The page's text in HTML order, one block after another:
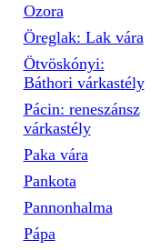
Ozora
Öreglak: Lak vára
Ötvöskónyi:
Báthori várkastély
Pácin: reneszánsz
várkastély
Paka vára
Pankota
Pannonhalma
Pápa